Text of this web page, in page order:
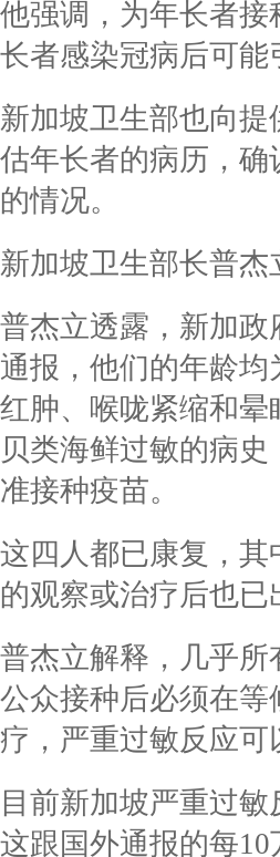
他强调，为年长者
长者感染冠病后可
新加坡卫生部也向
估年长者的病历，
的情况。
新加坡卫生部长普杰
普杰立透露，新加
通报，他们的年龄
红肿、喉咙紧缩和
贝类海鲜过敏的病
准接种疫苗。
这四人都已康复，
的观察或治疗后也
普杰立解释，几乎
公众接种后必须在
疗，严重过敏反应可
目前新加坡严重过
这跟国外通报的每